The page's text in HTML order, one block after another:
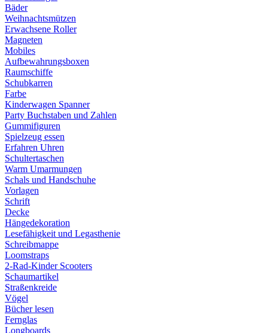
Bäder
Weihnachtsmützen
Erwachsene Roller
Magneten
Mobiles
Aufbewahrungsboxen
Raumschiffe
Schubkarren
Farbe
Kinderwagen Spanner
Party Buchstaben und Zahlen
Gummifiguren
Spielzeug essen
Erfahren Uhren
Schultertaschen
Warm Umarmungen
Schals und Handschuhe
Vorlagen
Schrift
Decke
Hängedekoration
Lesefähigkeit und Legasthenie
Schreibmappe
Loomstraps
2-Rad-Kinder Scooters
Schaumartikel
Straßenkreide
Vögel
Bücher lesen
Fernglas
Longboards